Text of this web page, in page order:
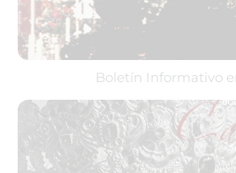
Boletín Informativo